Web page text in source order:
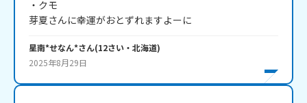
・クモ
芽夏さんに幸運がおとずれますよーに
星南*せなん*さん(12さい・ 北海道)
2025年8月29日